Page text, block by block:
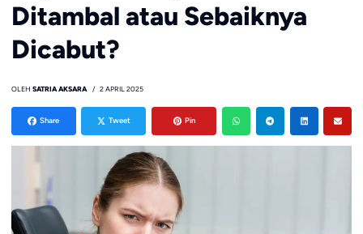
Ditambal atau Sebaiknya
Dicabut?
OLEH SATRIA AKSARA 2 APRIL 2025
Share Tweet Pin